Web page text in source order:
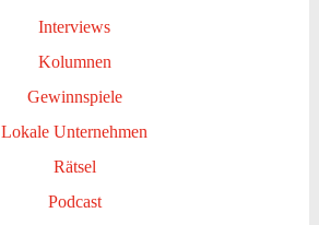
Interviews
Kolumnen
Gewinnspiele
Lokale Unternehmen
Rätsel
Podcast